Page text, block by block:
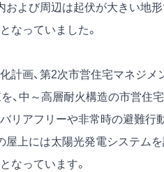
および周辺は起伏が大きい地
なっていました。
計画、第2次市営住宅マネジ
、中～高層耐火構造の市営住
リアフリーや非常時の避難行
屋上には太陽光発電システム
なっています。